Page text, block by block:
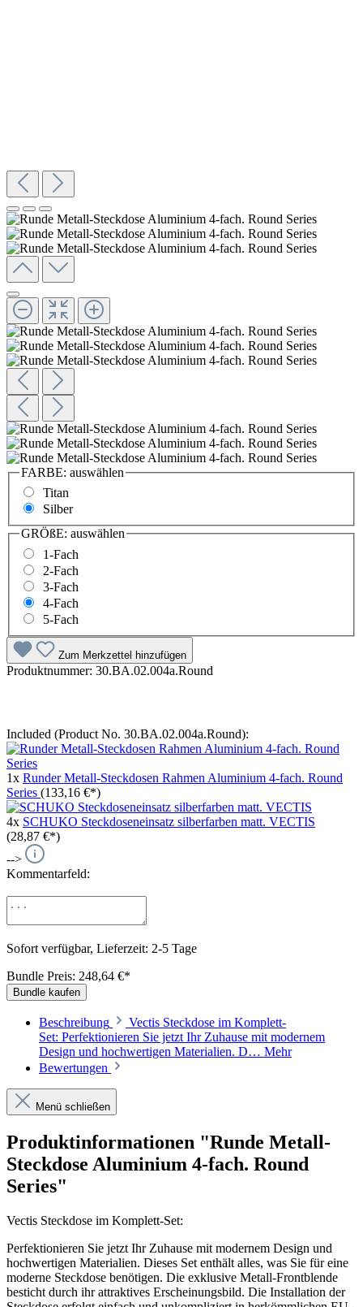
FARBE: auswählen
Titan
Silber
GRÖßE: auswählen
1-Fach
2-Fach
3-Fach
4-Fach
5-Fach
Zum Merkzettel hinzufügen
Produktnummer: 30.BA.02.004a.Round
Included (Product No. 30.BA.02.004a.Round):
1x Runder Metall-Steckdosen Rahmen Aluminium 4-fach. Round
Series (133,16 €*)
4x SCHUKO Steckdoseneinsatz silberfarben matt. VECTIS
(28,87 €*)
-->
Kommentarfeld:
Sofort verfügbar, Lieferzeit: 2-5 Tage
Bundle Preis: 248,64 €*
Bundle kaufen
Beschreibung
Vectis Steckdose im Komplett-
Set: Perfektionieren Sie jetzt Ihr Zuhause mit modernem
Design und hochwertigen Materialien. D… Mehr
Bewertungen
Menü schließen
Produktinformationen "Runde Metall-
Steckdose Aluminium 4-fach. Round
Series"
Vectis Steckdose im Komplett-Set:
Perfektionieren Sie jetzt Ihr Zuhause mit modernem Design und
hochwertigen Materialien. Dieses Set enthält alles, was Sie für eine
moderne Steckdose benötigen. Die exklusive Metall-Frontblende
besticht durch ihr attraktives Erscheinungsbild. Die Installation der